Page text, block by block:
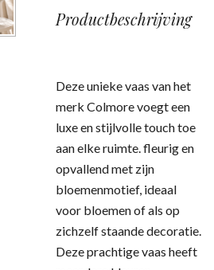
Productbeschrijving
Deze unieke vaas van het
merk Colmore voegt een
luxe en stijlvolle touch toe
aan elke ruimte. fleurig en
opvallend met zijn
bloemenmotief, ideaal
voor bloemen of als op
zichzelf staande decoratie.
Deze prachtige vaas heeft